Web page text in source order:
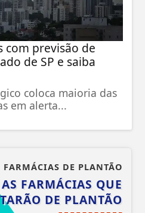
com previsão de
de SP e saiba
coloca maioria das
em alerta...
FARMÁCIAS DE PLANTÃO
FARMÁCIAS QUE
DE PLANTÃO